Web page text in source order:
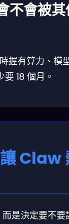
不會被
握有算力、模
18 個月。
Claw
是決定要不要